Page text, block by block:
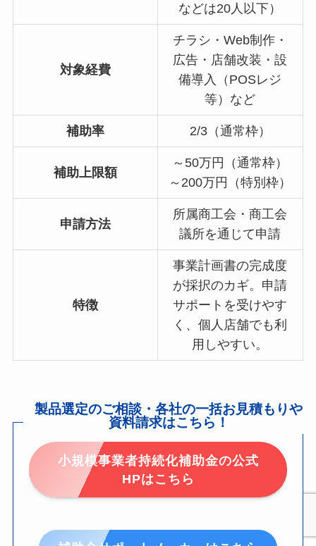
などは20人以下）
対象経費
チラシ・Web制作・
広告・店舗改装・設
備導入（POSレジ
等）など
補助率 2/3（通常枠）
補助上限額
～50万円（通常枠）
～200万円（特別枠）
申請方法
所属商工会・商工会
議所を通じて申請
特徴
事業計画書の完成度
が採択のカギ。申請
サポートを受けやす
く、個人店舗でも利
用しやすい。
製品選定のご相談・各社の一括お見積もりや
資料請求はこちら！
小規模事業者持続化補助金の公式
HPはこちら